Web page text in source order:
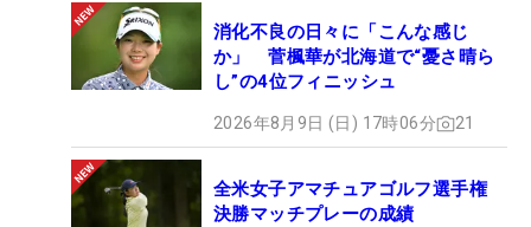
消化不良の日々に「こんな感じ
か」 菅楓華が北海道で“憂さ晴ら
し”の4位フィニッシュ
2026年8月9日 (日) 17時06分 21
全米女子アマチュアゴルフ選手権
決勝マッチプレーの成績